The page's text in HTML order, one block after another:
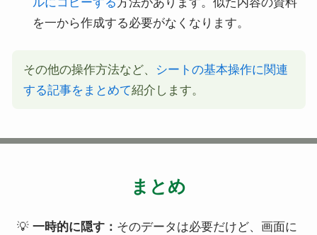
を一から作成する必要がなくなります。
その他の操作方法など、 シートの基本操作に関連
する記事をまとめて紹介します。
まとめ
一時的に隠す： そのデータは必要だけど、画面に